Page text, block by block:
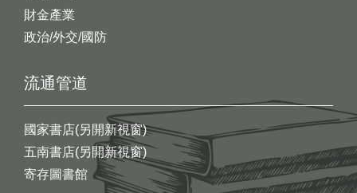
財金產業
政治/外交/國防
流通管道
國家書店(另開新視窗)
五南書店(另開新視窗)
寄存圖書館